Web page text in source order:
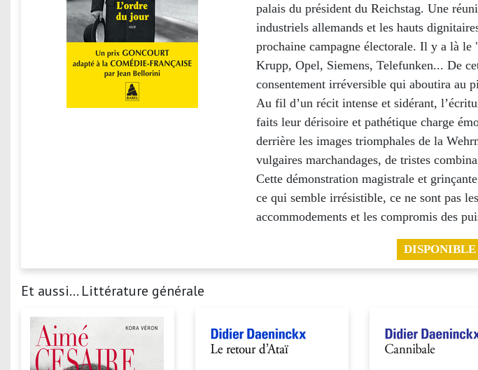
palais du président du Reichstag. Une
industriels allemands et les hauts
prochaine campagne électorale. Il y a là
Krupp, Opel, Siemens, Telefunken... De
consentement irréversible qui aboutira au
Au fil d’un récit intense et sidérant,
faits leur dérisoire et pathétique charge
derrière les images triomphales de la
vulgaires marchandages, de tristes
Cette démonstration magistrale et
ce qui semble irrésistible, ce ne sont pas
accommodements et les compromis des
DISPONIBLE
Et aussi... Littérature générale